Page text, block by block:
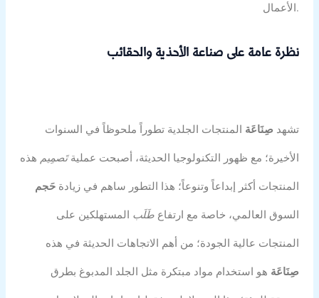
الأعمال.
نظرة عامة على صناعة الأحذية والحقائب
تشهد صِنَاعَة المنتجات الجلدية تطوراً ملحوظاً في السنوات
الأخيرة؛ مع ظهور التكنولوجيا الحديثة، أصبحت عمليةتَصمِيم هذه
المنتجات أكثر إبداعاً وتنوعاً؛ هذا التطور ساهم في زيادة حَجم
السوق العالمي، خاصة مع ارتفاع طَلَب المستهلكين على
المنتجات عالية الجودة؛ من أهم الاتجاهات الحديثة في هذه
صِنَاعَة هو استخدام مواد مبتكرة مثل الجلد المدبوغ بطرق